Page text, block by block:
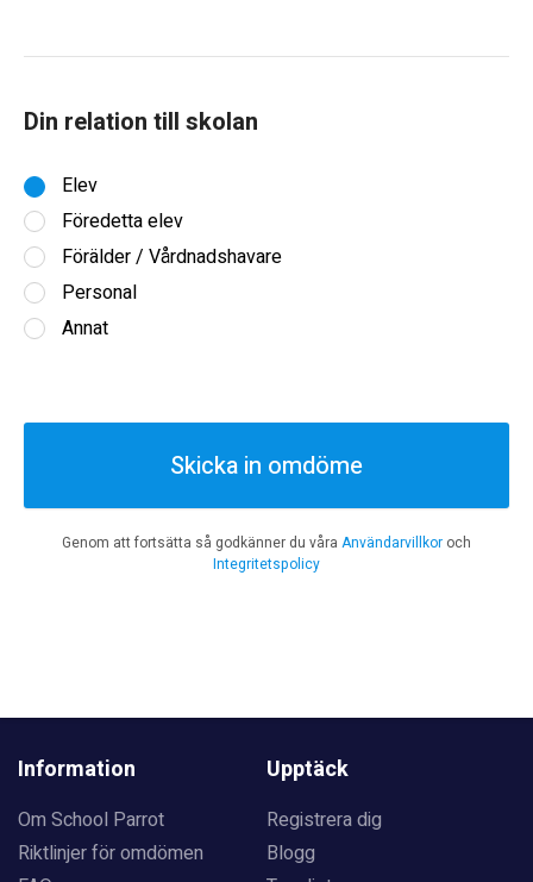
Din relation till skolan
Elev
Föredetta elev
Förälder / Vårdnadshavare
Personal
Annat
Skicka in omdöme
Genom att fortsätta så godkänner du våra Användarvillkor och
Integritetspolicy
Information
Om School Parrot
Riktlinjer för omdömen
Upptäck
Registrera dig
Blogg